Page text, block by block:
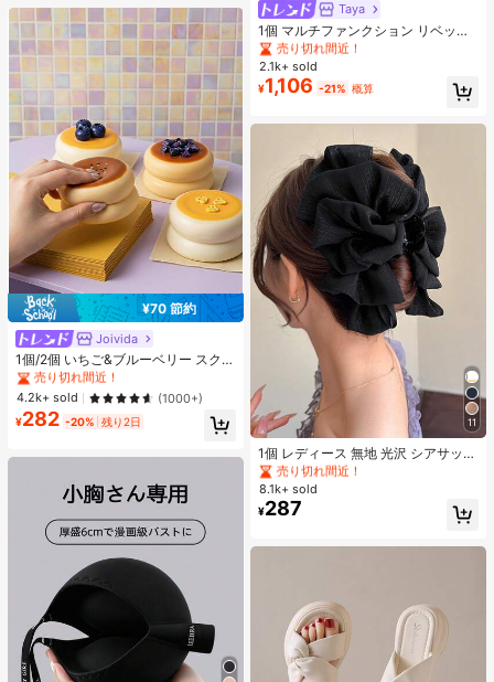
¥70 節約
Joivida
1個/2個 いちご&ブルーベリー スクイ
ーズ クリームケーキ おもちゃ、スト
レス解消玩具、ホリデー、誕生日、
クリスマス、パーティーの完璧なギ
フト
#2 ベストセラー
売り切れ間近！
#2 ベストセラー
売り切れ間近！
#2 ベストセラー
売り切れ間近！
#2 ベストセラー
に ティーンエイジャー向けのスクイーズおもちゃ
4.2k+ sold (1000+)
¥282 -20% 残り2日
Taya
1個 マルチファンクション リベット
ハンドバッグ、ビンテージバイクス
タイル リベットデコレーション PU
レザーショルダーバッグ、パンクロ
ック アンダーアームバッグ、仕事、
ェスに適しています
#1 ベストセラー
売り切れ間近！
#1 ベストセラー
売り切れ間近！
#1 ベストセラー
売り切れ間近！
#1 ベストセラー
2.1k+ sold
¥1,106 -21% 概算
11
1個 レディース 無地 光沢 シアサッカ
ー リボン ヘアクリップ、エレガント
なファッション クロークリップ、日
常使用に適しています (ヘアクロー 1
3cm-15cm)
#8 ベストセラー
ブラック 髪の爪
売り切れ間近！
#8 ベストセラー ブラック 髪の爪
売り切れ間近！
#8 ベストセラー ブラック 髪の爪
売り切れ間近！
#8 ベストセラー
8.1k+ sold
¥287